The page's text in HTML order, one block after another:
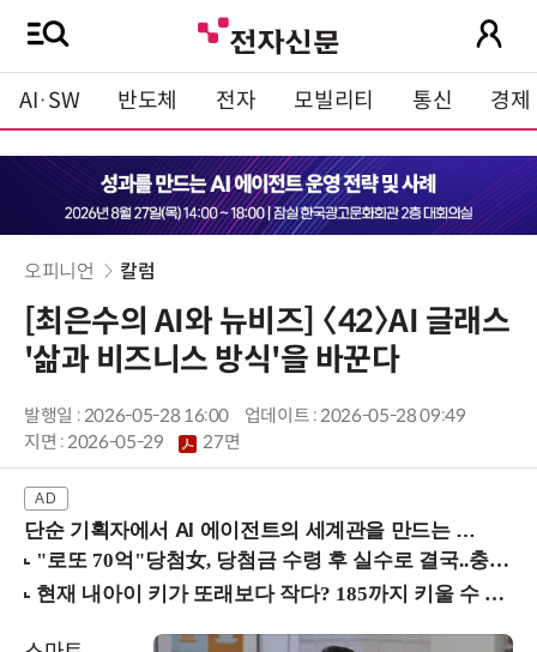
AI·SW 반도체 전자 모빌리티 통신 경제
오피니언 칼럼
[최은수의 AI와 뉴비즈] 〈42〉AI 글래스
'삶과 비즈니스 방식'을 바꾼다
발행일 : 2026-05-28 16:00
업데이트 : 2026-05-28 09:49
지면 :2026-05-29 27면
단순 기획자에서 AI 에이전트의 세계관을 만드는 지식 설계자로.. (8/20 강남역)